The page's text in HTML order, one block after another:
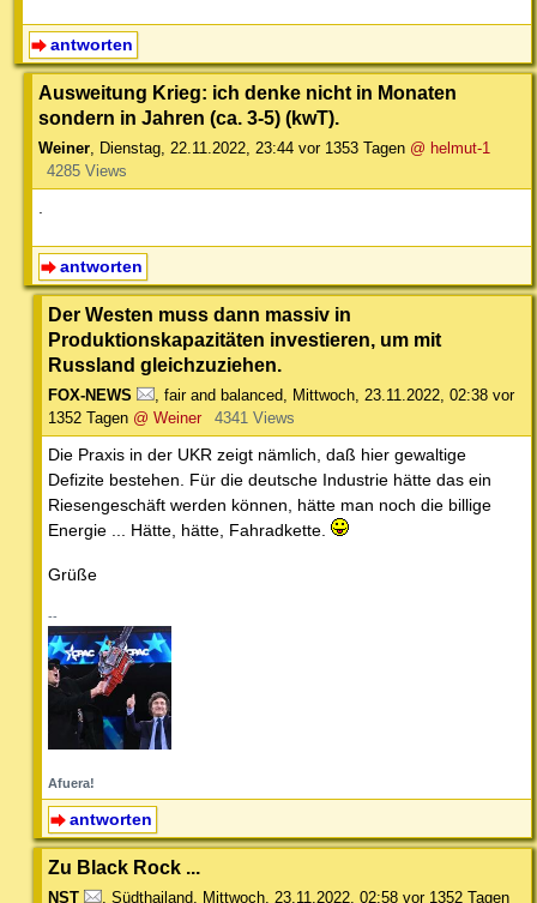
antworten
Ausweitung Krieg: ich denke nicht in Monaten
sondern in Jahren (ca. 3-5) (kwT).
Weiner Dienstag, 22.11.2022, 23:44 vor 1353 Tagen @ helmut-1
4285 Views
antworten
Der Westen muss dann massiv in
Produktionskapazitäten investieren, um mit
Russland gleichzuziehen.
FOX-NEWS fair and balanced Mittwoch, 23.11.2022, 02:38 vor
1352 Tagen @ Weiner 4341 Views
Die Praxis in der UKR zeigt nämlich, daß hier gewaltige
Defizite bestehen. Für die deutsche Industrie hätte das ein
Riesengeschäft werden können, hätte man noch die billige
Energie ... Hätte, hätte, Fahradkette.
Grüße
--
Afuera!
antworten
Zu Black Rock ...
NST Südthailand Mittwoch, 23.11.2022, 02:58 vor 1352 Tagen